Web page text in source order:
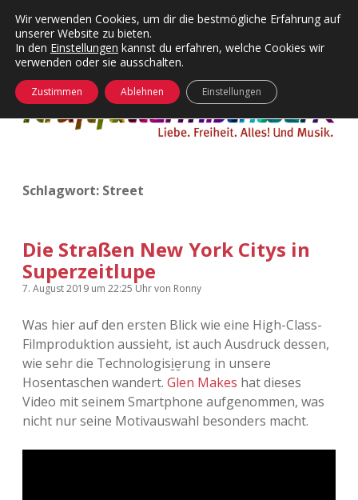
Kategorien
Menü
24 Hours Chilling
Die Wende
KFMW-Disco
Kopfkinomusik
Täglicher Sinnwahn
Visuelles
Wandnotizen
KFMW-Disco
Dates
Menü
öffnen
Adventskalender 2010
Adventskalender 2012
Adventskalender 2013
Adventskalender 2014
facebookinstagram
öffnen
Schlagwort: Street
Die Straßen New York Citys in
Superzeitlupe
7. August 2019 um 22:25 Uhrvon Ronny
Was hier auf den ersten Blick wie eine High-Class-
Filmproduktion aussieht, ist auch Ausdruck dessen,
wie sehr die Technologisi̱e̱rung in unsere
Hosentaschen wandert. Glen Makes hat dieses
Video mit seinem Smartphone aufgenommen, was
nicht nur seine Motivauswahl besonders macht.
Wir verwenden Cookies, um dir die bestmögliche Erfahrung auf
unserer Website zu bieten.
In den Einstellungen kannst du erfahren, welche Cookies wir
verwenden oder sie ausschalten.
Zustimmen Ablehnen Einstellungen